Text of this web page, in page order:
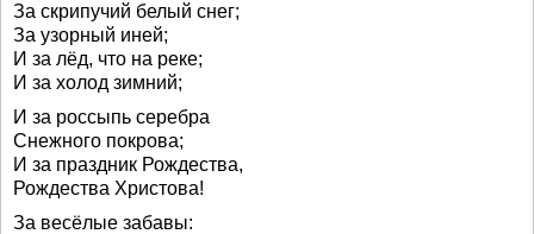
За скрипучий белый снег;
За узорный иней;
И за лёд, что на реке;
И за холод зимний;
И за россыпь серебра
Снежного покрова;
И за праздник Рождества,
Рождества Христова!
За весёлые забавы: